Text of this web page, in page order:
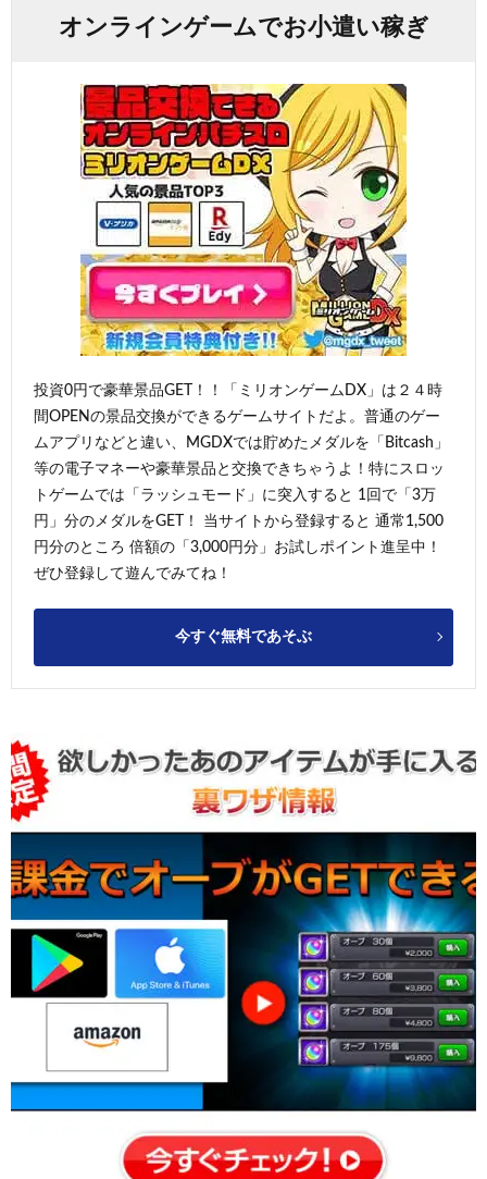
オンラインゲームでお小遣い稼ぎ
投資0円で豪華景品GET！！「ミリオンゲームDX」は２４時
間OPENの景品交換ができるゲームサイトだよ。普通のゲー
ムアプリなどと違い、MGDXでは貯めたメダルを「Bitcash」
等の電子マネーや豪華景品と交換できちゃうよ！特にスロッ
トゲームでは「ラッシュモード」に突入すると 1回で「3万
円」分のメダルをGET！ 当サイトから登録すると 通常1,500
円分のところ 倍額の「3,000円分」お試しポイント進呈中！
ぜひ登録して遊んでみてね！
今すぐ無料であそぶ